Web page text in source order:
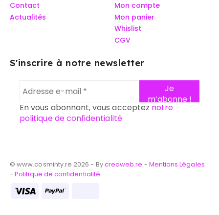
Contact
Actualités
Mon compte
Mon panier
Whislist
CGV
S'inscrire à notre newsletter
En vous abonnant, vous acceptez notre
politique de confidentialité
© www.cosminty.re 2026 - Bycreaweb.re - Mentions Légales
-Politique de confidentialité